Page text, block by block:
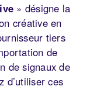
» désigne la
créative en
tiers
de
de signaux de
d’utiliser ces